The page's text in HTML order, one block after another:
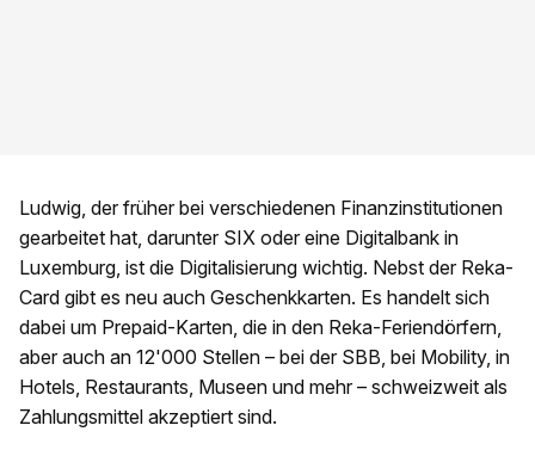
Ludwig, der früher bei verschiedenen Finanzinstitutionen
gearbeitet hat, darunter SIX oder eine Digitalbank in
Luxemburg, ist die Digitalisierung wichtig. Nebst der Reka-
Card gibt es neu auch Geschenkkarten. Es handelt sich
dabei um Prepaid-Karten, die in den Reka-Feriendörfern,
aber auch an 12'000 Stellen – bei der SBB, bei Mobility, in
Hotels, Restaurants, Museen und mehr – schweizweit als
Zahlungsmittel akzeptiert sind.